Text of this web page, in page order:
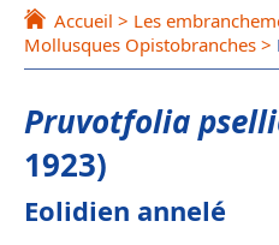
Accueil > Les
Mollusques Opistobranches >
Pruvotfolia
1923)
Eolidien annelé